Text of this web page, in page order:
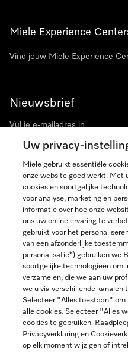
Miele Experience
Vind jouw Miele Experience
Nieuwsbrief
Disclaimer
Algemene voorwaarden en
Privacybeleid
Gebruiksvoorwaarden
Toegankelijkheidsverklaring
Miele op Instagram
Miele op Facebook
Miele op Youtube
Uw privacy-
Miele gebruikt essentiële
onze website goed werkt. Met
cookies en soortgelijke
voor analyse, marketing en
informatie over hoe onze
ons uw online ervaring te
gebruikt voor het
van een afzonderlijke
personalisatie“) gebruiken we
soortgelijke technologieën om
verzamelen, die we aan uw
we u via verschillende kanalen
Selecteer "Alles toestaan" om
alle cookies. Selecteer "Alles
cookies te gebruiken.
Privacyverklaring en
op elk moment wijzigen of